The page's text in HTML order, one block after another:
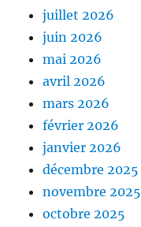
juillet 2026
juin 2026
mai 2026
avril 2026
mars 2026
février 2026
janvier 2026
décembre 2025
novembre 2025
octobre 2025